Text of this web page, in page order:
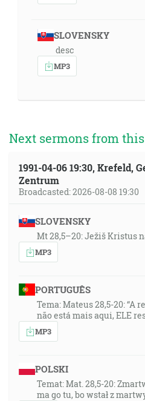
SLOVENSKY
desc
MP3
Next sermons from
1991-04-06 19:30, Krefeld,
Zentrum
Broadcasted: 2026-08-08 19:30
SLOVENSKY
Mt 28,5–20: Ježiš Kristus
MP3
PORTUGUÊS
Tema: Mateus 28,5-20: “A
não está mais aqui, ELE
MP3
POLSKI
Temat: Mat. 28,5-20:
ma go tu, bo wstał z